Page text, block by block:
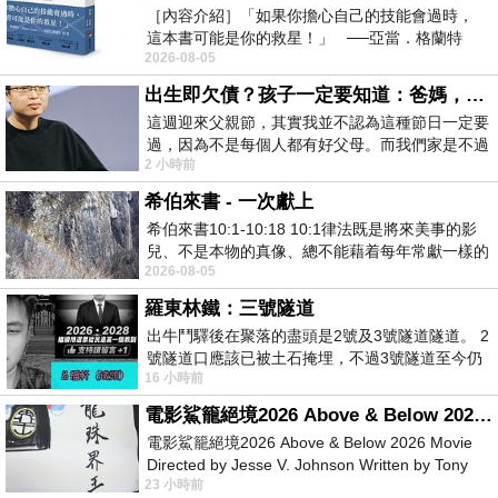
260512a2
◆ 生活日常！ ◆
======================================
◆ Daily life！ ◆
======================================
［內容介紹］「如果你擔心自己的技能會過時，
這本書可能是你的救星！」 ──亞當．格蘭特
（Adam Grant），《
2026-08-05
出生即欠債？孩子一定要知道：爸媽，其實我不欠你們
這週迎來父親節，其實我並不認為這種節日一定要
過，因為不是每個人都有好父母。而我們家是不過
節的，平時也沒什麼儀式感，生活趨近冷
2 小時前
希伯來書 - 一次獻上
希伯來書10:1-10:18 10:1律法既是將來美事的影
兒、不是本物的真像、總不能藉着每年常獻一樣的
祭物、叫那近前來的人得以完全。 10
2026-08-05
羅東林鐵：三號隧道
出牛鬥驛後在聚落的盡頭是2號及3號隧道隧道。 2
號隧道口應該已被土石掩埋，不過3號隧道至今仍
存在。從台7丙牛鬥橋上往左岸上游方
16 小時前
電影鯊籠絕境2026 Above & Below 2026 Movie
電影鯊籠絕境2026 Above & Below 2026 Movie
Directed by Jesse V. Johnson Written by Tony
Giordano Starring Laura Maran
23 小時前